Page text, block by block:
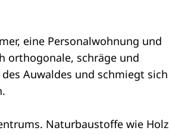
eine Personalwohnung und
orthogonale, schräge und
Auwaldes und schmiegt sich
Naturbaustoffe wie Holz